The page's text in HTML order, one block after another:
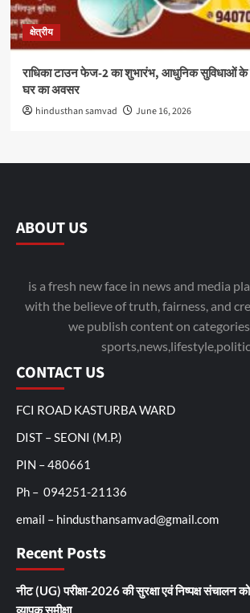
क्षेत्रीय
राधिका टाउन फेज-2 का शुभारंभ, आधुनिक सुविधाओं के
घर का अवसर
hindusthan samvad June 16, 2026
ABOUT US
is a fresh new face in news and media
with the believe of truth, fairness, and
we publish content on
CONTACT US
FCI ROAD KASTURBA WARD
DIST – SEONI (M.P.)
PIN – 480661
Ph – 094251-21136
email – hindusthansamvad@gmail.com
Recent Posts
नीट (UG) परीक्षा-2026 की सुरक्षा एवं निष्पक्ष संचालन
व्यापक समीक्षा